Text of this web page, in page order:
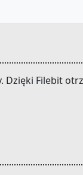
Filebit